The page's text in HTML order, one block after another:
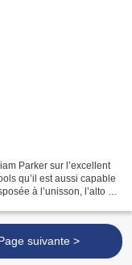
Parker sur l’excellent
qu’il est aussi capable
à l’unisson, l’alto de
suivante >